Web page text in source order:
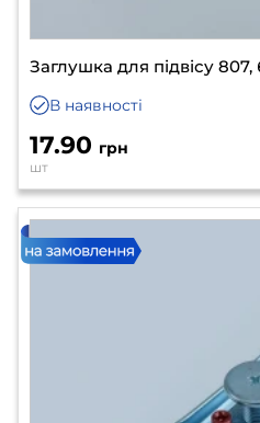
Заглушка для підвісу
В наявності
17.90 грн
шт